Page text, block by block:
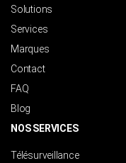
Solutions
Services
Marques
Contact
FAQ
Blog
NOS SERVICES
Télésurveillance